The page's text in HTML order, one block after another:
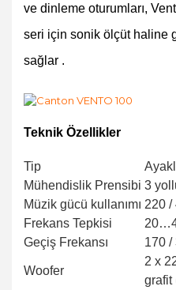
ve dinleme oturumları,
seri için sonik ölçüt haline
sağlar .
Teknik Özellikler
Tip
Mühendislik Prensibi 3
Müzik gücü kullanımı 220 /
Frekans Tepkisi
Geçiş Frekansı
170 /
Woofer
2 x
grafit